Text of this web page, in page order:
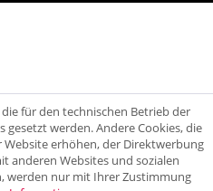
für den technischen Betrieb der
werden. Andere Cookies, die
erhöhen, der Direktwerbung
anderen Websites und sozialen
werden nur mit Ihrer Zustimmung